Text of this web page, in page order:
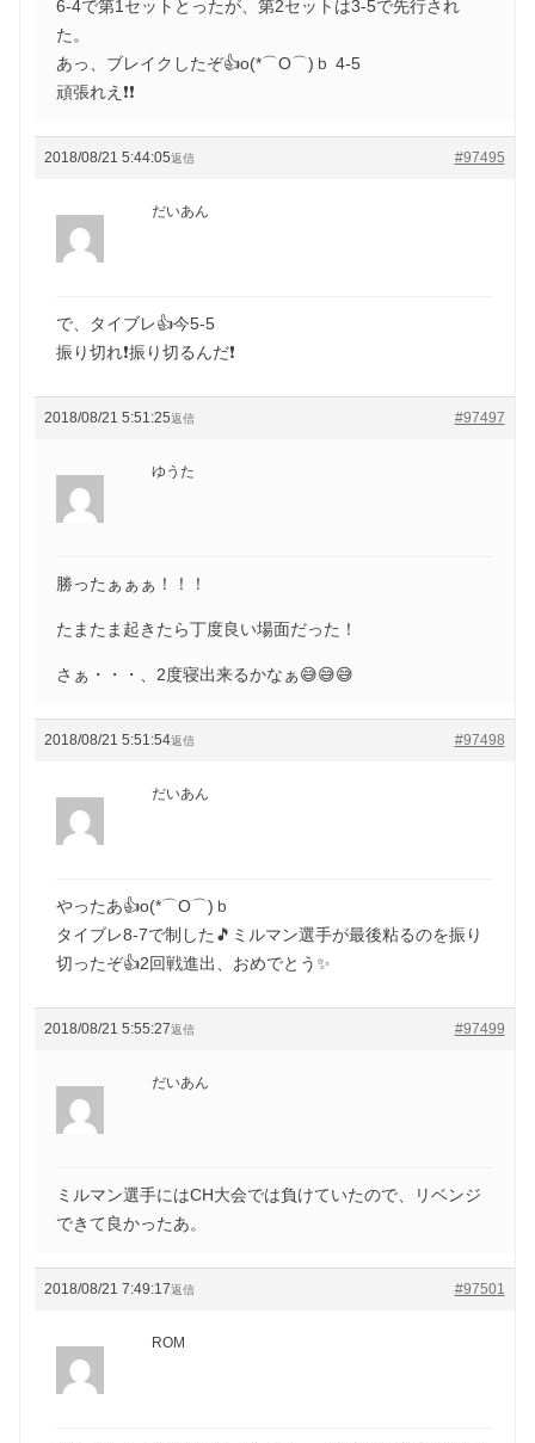
6-4で第1セットとったが、第2セットは3-5で先行され
た。
あっ、ブレイクしたぞ👍o(*⌒O⌒)ｂ 4-5
頑張れえ❗❗
2018/08/21 5:44:05 #97495
返信
だいあん
で、タイブレ👍今5-5
振り切れ❗振り切るんだ❗
2018/08/21 5:51:25 #97497
返信
ゆうた
勝ったぁぁぁ！！！
たまたま起きたら丁度良い場面だった！
さぁ・・・、2度寝出来るかなぁ😅😅😅
2018/08/21 5:51:54 #97498
返信
だいあん
やったあ👍o(*⌒O⌒)ｂ
タイブレ8-7で制した🎵ミルマン選手が最後粘るのを振り
切ったぞ👍2回戦進出、おめでとう✨
2018/08/21 5:55:27 #97499
返信
だいあん
ミルマン選手にはCH大会では負けていたので、リベンジ
できて良かったあ。
2018/08/21 7:49:17 #97501
返信
ROM